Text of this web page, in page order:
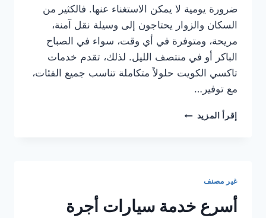
ضرورة يومية لا يمكن الاستغناء عنها. فالكثير من
السكان والزوار يحتاجون إلى وسيلة نقل آمنة،
مريحة، ومتوفرة في أي وقت، سواء في الصباح
الباكر أو في منتصف الليل. لذلك، تقدم خدمات
تاكسي الكويت حلولاً متكاملة تناسب جميع الفئات،
مع توفير…
إقرأ المزيد تاكسي
راحتك
في
غير مصنف
أسرع خدمة سيارات أجرة